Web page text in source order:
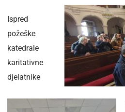
Ispred
požeške
katedrale
karitativne
djelatnike